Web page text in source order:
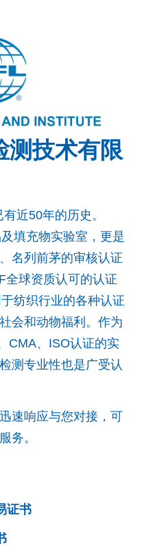
测技术有限
近50年的历史。
填充物实验室，更是
名列前茅的审核认证
全球资质认可的认证
纺织行业的各种认证
会和动物福利。作为
CMA、ISO认证的实
测专业性也是广受认
速响应与您对接，可
务。
证书